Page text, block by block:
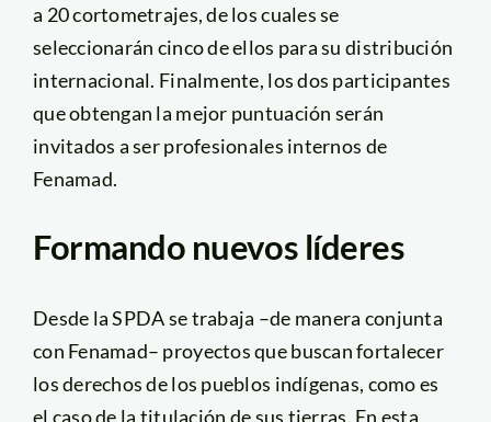
a 20 cortometrajes, de los cuales se
seleccionarán cinco de ellos para su distribución
internacional. Finalmente, los dos participantes
que obtengan la mejor puntuación serán
invitados a ser profesionales internos de
Fenamad.
Formando nuevos líderes
Desde la SPDA se trabaja –de manera conjunta
con Fenamad– proyectos que buscan fortalecer
los derechos de los pueblos indígenas, como es
el caso de la titulación de sus tierras. En esta